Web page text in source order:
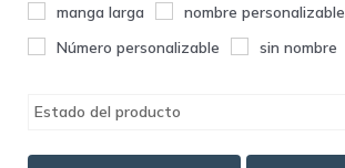
manga larga
nombre personalizable
Número personalizable
sin nombre
Estado del producto